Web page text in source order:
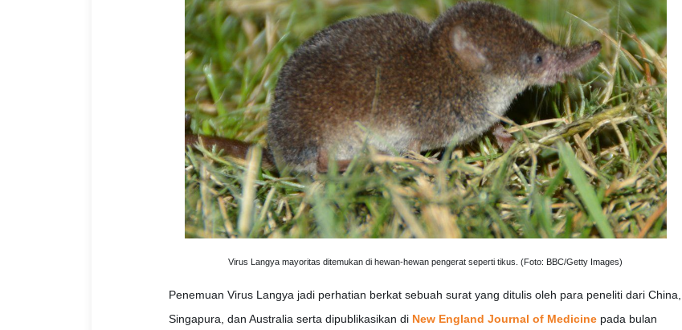
Virus Langya mayoritas ditemukan di hewan-hewan pengerat seperti tikus. (Foto: BBC/Getty Images)
Penemuan Virus Langya jadi perhatian berkat sebuah surat yang ditulis oleh para peneliti dari China,
Singapura, dan Australia serta dipublikasikan di New England Journal of Medicinepada bulan